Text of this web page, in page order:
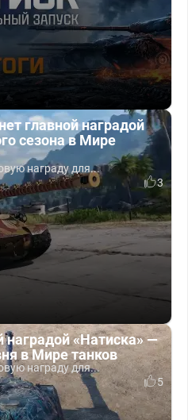
главной наградой
сезона в Мире
награду для...
3
наградой «Натиска» —
в Мире танков
награду для...
5